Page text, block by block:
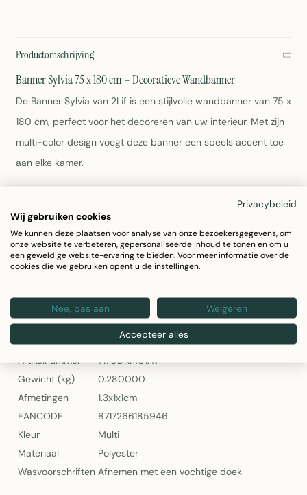
Productomschrijving
Banner Sylvia 75 x 180 cm – Decoratieve Wandbanner
De Banner Sylvia van 2Lif is een stijlvolle wandbanner van 75 x
180 cm, perfect voor het decoreren van uw interieur. Met zijn
multi-color design voegt deze banner een speels accent toe
aan elke kamer.
Materiaal: Polyester
Kleur: Multi
Gewicht: 280 gram
Onderhoud: Afnemen met een vochtige doek
Banner Sylvia 75 x 180 cm – Decoratieve Wandbanner van 2Lif
Specificaties
Artikelnummer
7170DKM01AV
Gewicht (kg)
0.280000
Afmetingen
1.3x1x1cm
EANCODE
8717266185946
Kleur
Multi
Materiaal
Polyester
Wasvoorschriften Afnemen met een vochtige doek
Privacybeleid
Wij gebruiken cookies
We kunnen deze plaatsen voor analyse van onze bezoekersgegevens, om
onze website te verbeteren, gepersonaliseerde inhoud te tonen en om u
een geweldige website-ervaring te bieden. Voor meer informatie over de
cookies die we gebruiken opent u de instellingen.
Nee, pas aan Weigeren
Accepteer alles